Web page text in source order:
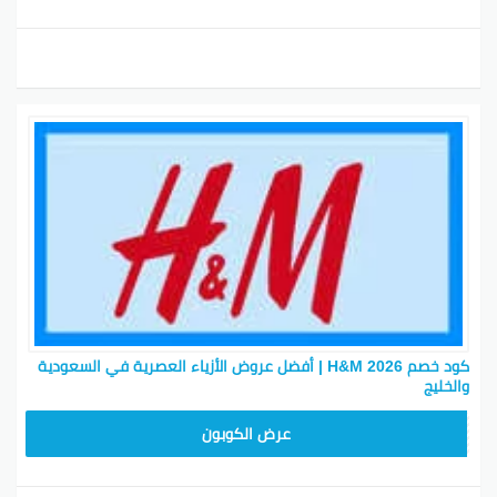
أفضل الملابس من اتش اند أم
احصل على أسلوب جميل مع التركيز على تصاميم مستدامة
تدوم لسنوات بخزانة ملابسك، سواء كنت محتاج بعض
الأساسيات أو تجديد خزانة ملابسك بالكامل، كتالوج ملابس
H&M حيساعدك تلبس وتبهر الكل. مع H&M، أصبح التسوق
أونلاين أسهل بفضل مجموعات كبيرة من الفئات وخيارات
التصفية. سواء كنت تبحث عن بعض ملابس الأطفال أو
سترات جديدة للموسم الجاي، راح تلاقي اللي تحتاجه.
استمتع بالتسوق الآمن لملابس الأمومة والفساتين
والملابس المنزلية مع العلم أنهم يقدمون خيارات متنوعة
من الأحجام والأساليب لكل المنتجات، وكمان فوائد خصم اتش
اند ام لو استخدمت كود خاص. وفّر فلوسك مع كوبونات
كود خصم H&M 2026 | أفضل عروض الأزياء العصرية في السعودية
والخليج
عرض الكوبون